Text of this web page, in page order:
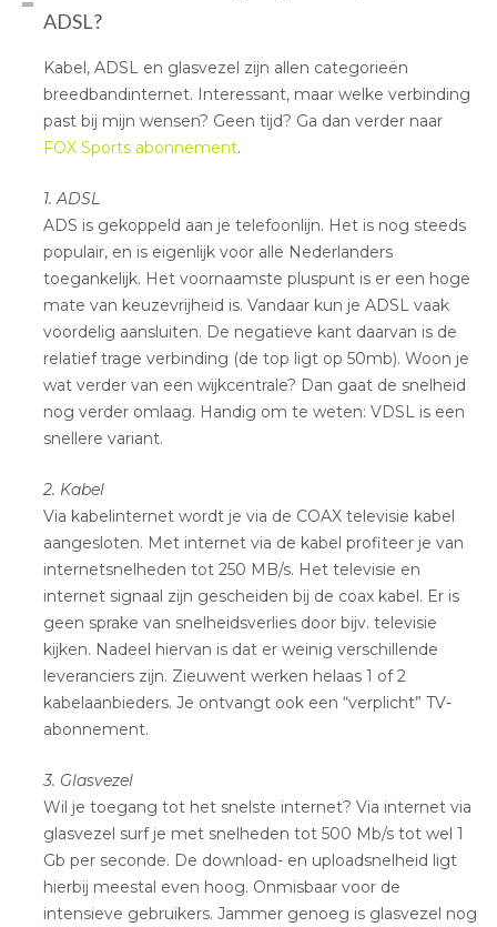
ADSL?
Kabel, ADSL en glasvezel zijn allen categorieën
breedbandinternet. Interessant, maar welke verbinding
past bij mijn wensen? Geen tijd? Ga dan verder naar
FOX Sports abonnement.
1. ADSL
ADS is gekoppeld aan je telefoonlijn. Het is nog steeds
populair, en is eigenlijk voor alle Nederlanders
toegankelijk. Het voornaamste pluspunt is er een hoge
mate van keuzevrijheid is. Vandaar kun je ADSL vaak
voordelig aansluiten. De negatieve kant daarvan is de
relatief trage verbinding (de top ligt op 50mb). Woon je
wat verder van een wijkcentrale? Dan gaat de snelheid
nog verder omlaag. Handig om te weten: VDSL is een
snellere variant.
2. Kabel
Via kabelinternet wordt je via de COAX televisie kabel
aangesloten. Met internet via de kabel profiteer je van
internetsnelheden tot 250 MB/s. Het televisie en
internet signaal zijn gescheiden bij de coax kabel. Er is
geen sprake van snelheidsverlies door bijv. televisie
kijken. Nadeel hiervan is dat er weinig verschillende
leveranciers zijn. Zieuwent werken helaas 1 of 2
kabelaanbieders. Je ontvangt ook een “verplicht” TV-
abonnement.
3. Glasvezel
Wil je toegang tot het snelste internet? Via internet via
glasvezel surf je met snelheden tot 500 Mb/s tot wel 1
Gb per seconde. De download- en uploadsnelheid ligt
hierbij meestal even hoog. Onmisbaar voor de
intensieve gebruikers. Jammer genoeg is glasvezel nog